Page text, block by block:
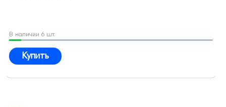
В наличии 6 шт.
Купить